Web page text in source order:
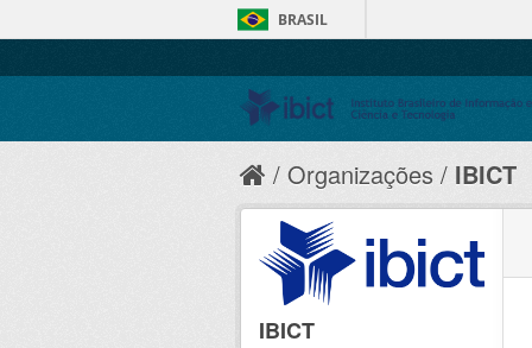
BRASIL
Organizações IBICT
IBICT